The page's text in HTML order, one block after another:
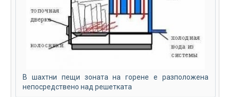
В шахтни пещи зоната на горене е разположена
непосредствено над решетката